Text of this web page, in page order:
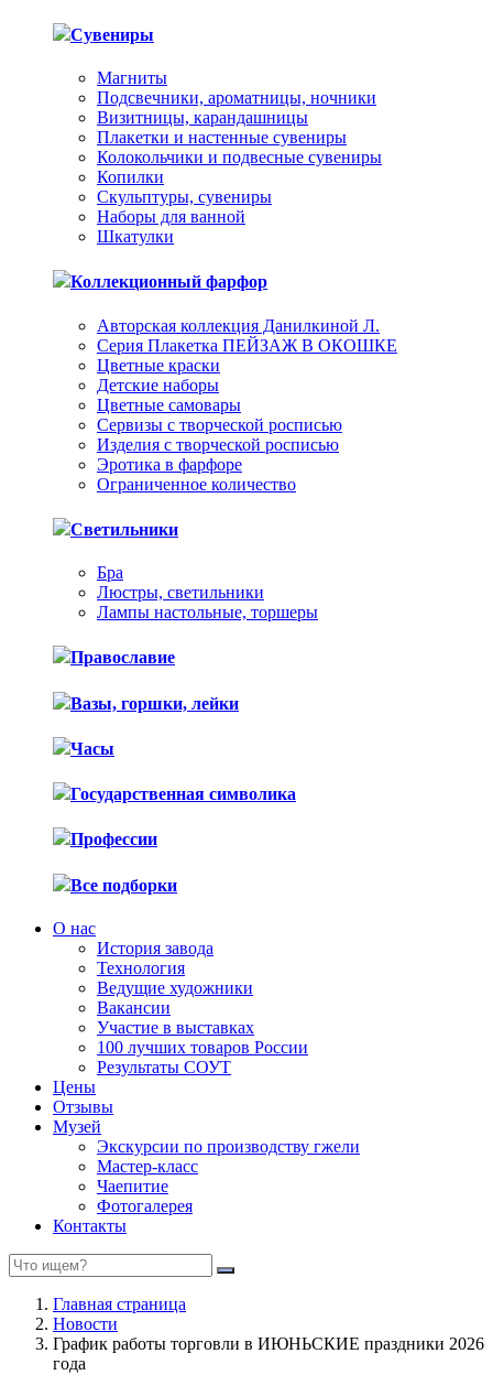
Сувениры
Магниты
Подсвечники, ароматницы, ночники
Визитницы, карандашницы
Плакетки и настенные сувениры
Колокольчики и подвесные сувениры
Копилки
Скульптуры, сувениры
Наборы для ванной
Шкатулки
Коллекционный фарфор
Авторская коллекция Данилкиной Л.
Серия Плакетка ПЕЙЗАЖ В ОКОШКЕ
Цветные краски
Детские наборы
Цветные самовары
Сервизы с творческой росписью
Изделия с творческой росписью
Эротика в фарфоре
Ограниченное количество
Светильники
Бра
Люстры, светильники
Лампы настольные, торшеры
Православие
Вазы, горшки, лейки
Часы
Государственная символика
Профессии
Все подборки
О нас
История завода
Технология
Ведущие художники
Вакансии
Участие в выставках
100 лучших товаров России
Результаты СОУТ
Цены
Отзывы
Музей
Экскурсии по производству гжели
Мастер-класс
Чаепитие
Фотогалерея
Контакты
Главная страница
Новости
График работы торговли в ИЮНЬСКИЕ праздники 2026
года